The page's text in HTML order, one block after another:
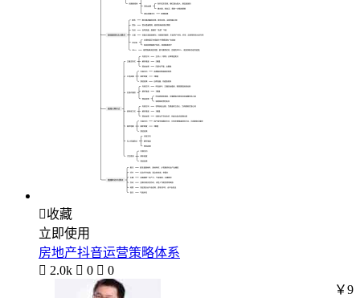
收藏
立即使用
房地产抖音运营策略体系
 2.0k  0  0
￥9